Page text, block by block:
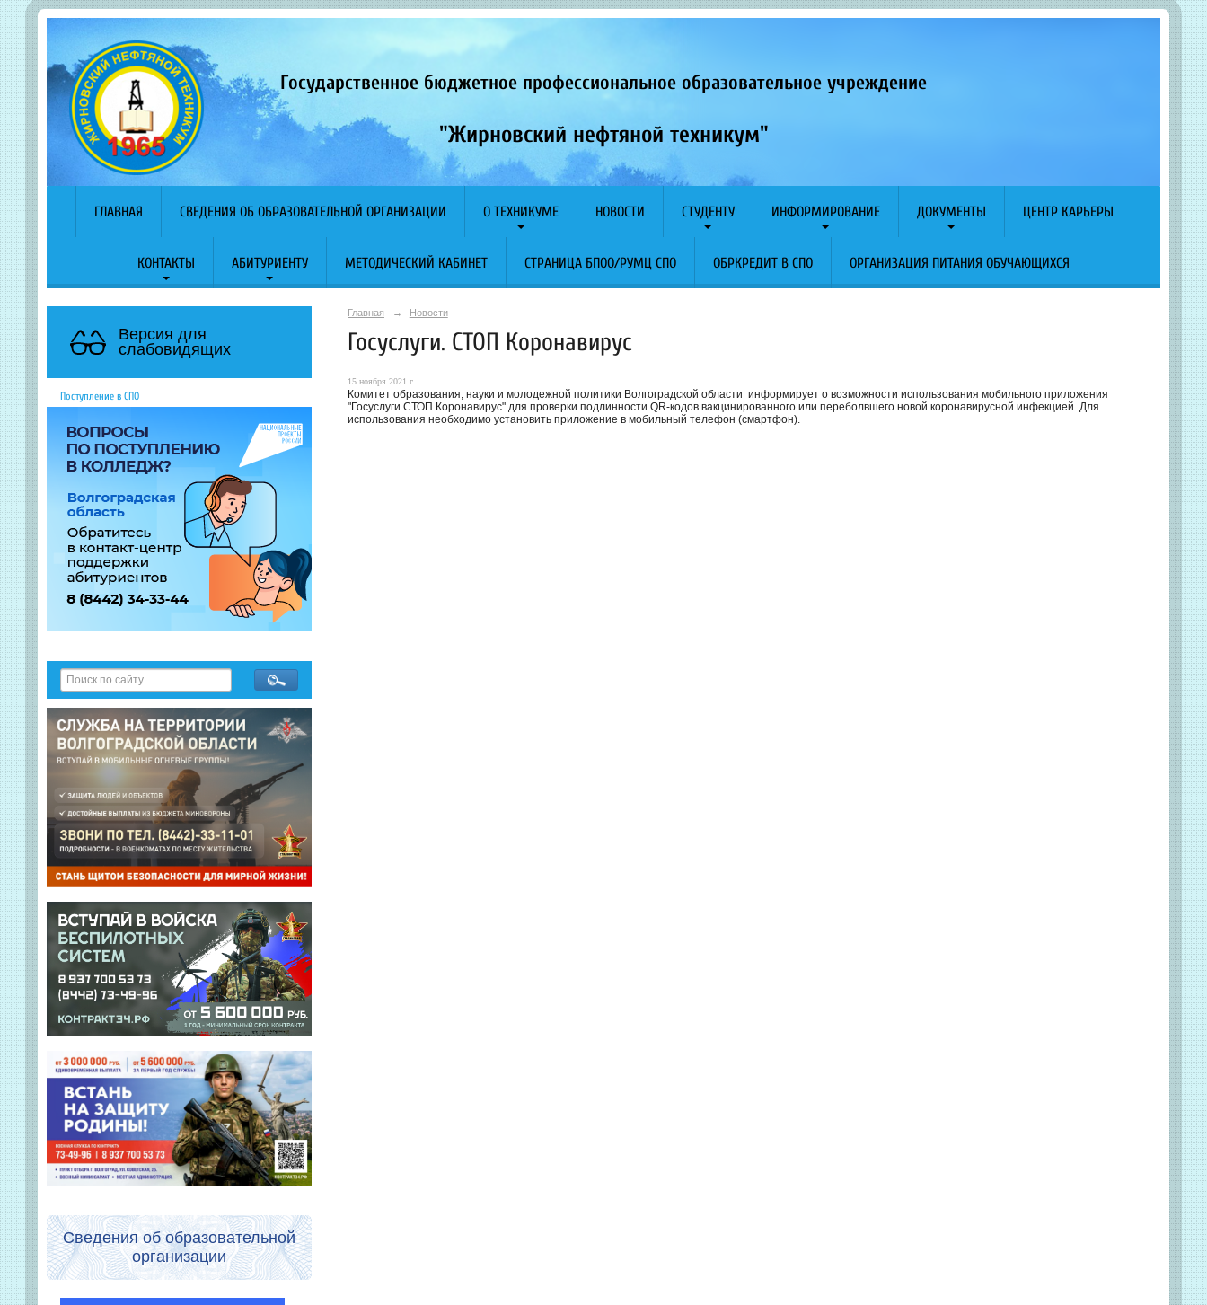
Государственное бюджетное профессиональное образовательное учреждение
"Жирновский нефтяной техникум"
ГЛАВНАЯ СВЕДЕНИЯ ОБ ОБРАЗОВАТЕЛЬНОЙ ОРГАНИЗАЦИИ О ТЕХНИКУМЕ НОВОСТИ СТУДЕНТУ ИНФОРМИРОВАНИЕ ДОКУМЕНТЫ ЦЕНТР КАРЬЕРЫ
КОНТАКТЫ АБИТУРИЕНТУ МЕТОДИЧЕСКИЙ КАБИНЕТ СТРАНИЦА БПОО/РУМЦ СПО ОБРКРЕДИТ В СПО ОРГАНИЗАЦИЯ ПИТАНИЯ ОБУЧАЮЩИХСЯ
Версия для
слабовидящих
Поступление в СПО
Сведения об образовательной
организации
Главная → Новости
Госуслуги. СТОП Коронавирус
15 ноября 2021 г.
Комитет образования, науки и молодежной политики Волгоградской области информирует о возможности использования мобильного приложения
"Госуслуги СТОП Коронавирус" для проверки подлинности QR-кодов вакцинированного или переболвшего новой коронавирусной инфекцией. Для
использования необходимо установить приложение в мобильный телефон (смартфон).